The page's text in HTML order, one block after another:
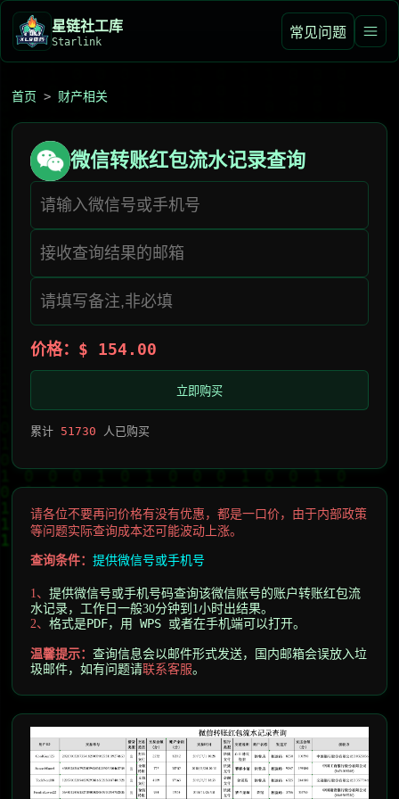
星链社工库️
Starlink
常见问题
首页 > 财产相关
微信转账红包流水记录查询
价格：$ 154.00
立即购买
累计 51730 人已购买
请各位不要再问价格有没有优惠，都是一口价，由于内部政策
等问题实际查询成本还可能波动上涨。
查询条件：提供微信号或手机号
1、提供微信号或手机号码查询该微信账号的账户转账红包流
水记录，工作日一般30分钟到1小时出结果。
2、格式是PDF，用 WPS 或者在手机端可以打开。
温馨提示：查询信息会以邮件形式发送，
国内邮箱会误放入垃
圾邮件，如有问题请联系客服。